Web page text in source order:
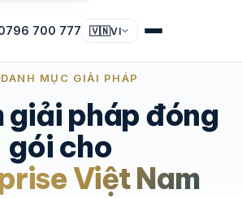
700 777 🇻🇳VI
DANH MỤC GIẢI PHÁP
giải pháp đóng
gói cho
Việt Nam